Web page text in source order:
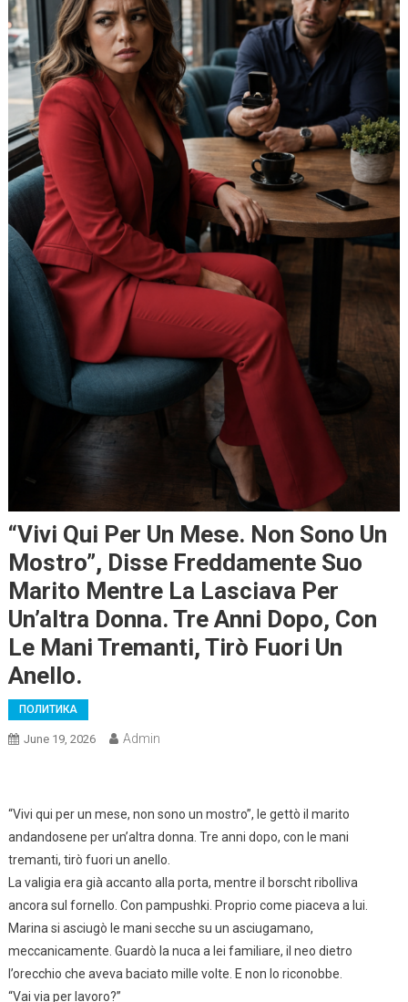
“Vivi Qui Per Un Mese. Non Sono Un
Mostro”, Disse Freddamente Suo
Marito Mentre La Lasciava Per
Un’altra Donna. Tre Anni Dopo, Con
Le Mani Tremanti, Tirò Fuori Un
Anello.
ПОЛИТИКА
June 19, 2026 Admin
“Vivi qui per un mese, non sono un mostro”, le gettò il marito
andandosene per un’altra donna. Tre anni dopo, con le mani
tremanti, tirò fuori un anello.
La valigia era già accanto alla porta, mentre il borscht ribolliva
ancora sul fornello. Con pampushki. Proprio come piaceva a lui.
Marina si asciugò le mani secche su un asciugamano,
meccanicamente. Guardò la nuca a lei familiare, il neo dietro
l’orecchio che aveva baciato mille volte. E non lo riconobbe.
“Vai via per lavoro?”